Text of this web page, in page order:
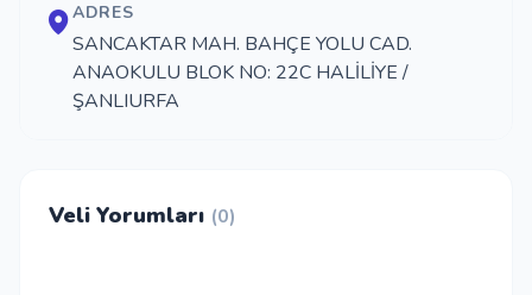
Okul Ekle
ADRES
SANCAKTAR MAH. BAHÇE YOLU CAD.
ANAOKULU BLOK NO: 22C HALİLİYE /
ŞANLIURFA
Veli Yorumları (0)